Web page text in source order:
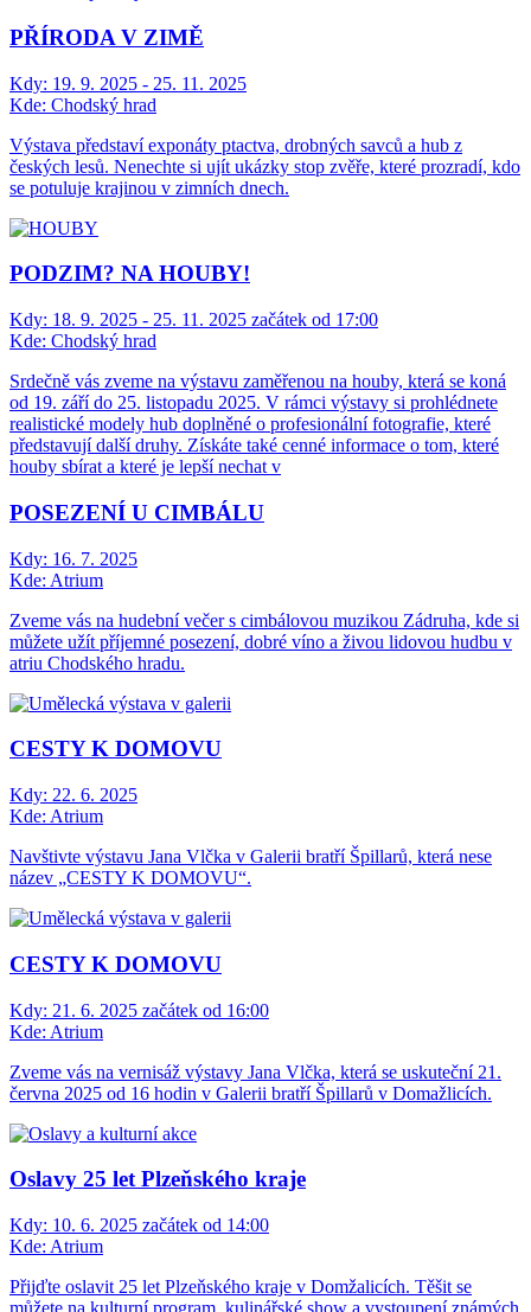
PŘÍRODA V ZIMĚ
Kdy: 19. 9. 2025 - 25. 11. 2025
Kde: Chodský hrad
Výstava představí exponáty ptactva, drobných savců a hub z
českých lesů. Nenechte si ujít ukázky stop zvěře, které prozradí, kdo
se potuluje krajinou v zimních dnech.
PODZIM? NA HOUBY!
Kdy: 18. 9. 2025 - 25. 11. 2025 začátek od 17:00
Kde: Chodský hrad
Srdečně vás zveme na výstavu zaměřenou na houby, která se koná
od 19. září do 25. listopadu 2025. V rámci výstavy si prohlédnete
realistické modely hub doplněné o profesionální fotografie, které
představují další druhy. Získáte také cenné informace o tom, které
houby sbírat a které je lepší nechat v
POSEZENÍ U CIMBÁLU
Kdy: 16. 7. 2025
Kde: Atrium
Zveme vás na hudební večer s cimbálovou muzikou Zádruha, kde si
můžete užít příjemné posezení, dobré víno a živou lidovou hudbu v
atriu Chodského hradu.
CESTY K DOMOVU
Kdy: 22. 6. 2025
Kde: Atrium
Navštivte výstavu Jana Vlčka v Galerii bratří Špillarů, která nese
název „CESTY K DOMOVU“.
CESTY K DOMOVU
Kdy: 21. 6. 2025 začátek od 16:00
Kde: Atrium
Zveme vás na vernisáž výstavy Jana Vlčka, která se uskuteční 21.
června 2025 od 16 hodin v Galerii bratří Špillarů v Domažlicích.
Oslavy 25 let Plzeňského kraje
Kdy: 10. 6. 2025 začátek od 14:00
Kde: Atrium
Přijďte oslavit 25 let Plzeňského kraje v Domžalicích. Těšit se
můžete na kulturní program, kulinářské show a vystoupení známých